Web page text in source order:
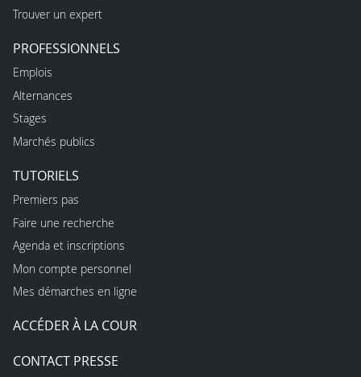
Trouver un expert
PROFESSIONNELS
Emplois
Alternances
Stages
Marchés publics
TUTORIELS
Premiers pas
Faire une recherche
Agenda et inscriptions
Mon compte personnel
Mes démarches en ligne
ACCÉDER À LA COUR
CONTACT PRESSE